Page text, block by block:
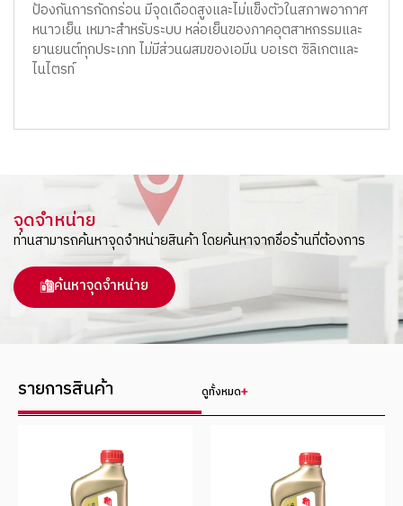
ป้องกันการกัดกร่อน มีจุดเดือดสูงและไม่แข็งตัวในสภาพอากาศ
หนาวเย็น เหมาะสำหรับระบบ หล่อเย็นของภาคอุตสาหกรรมและ
ยานยนต์ทุกประเภท ไม่มีส่วนผสมของเอมีน บอเรต ซิลิเกตและ
ไนไตรท์
จุดจำหน่าย
ท่านสามารถค้นหาจุดจำหน่ายสินค้า โดยค้นหาจากชื่อร้านที่ต้องการ
ค้นหาจุดจำหน่าย
รายการสินค้า ดูทั้งหมด